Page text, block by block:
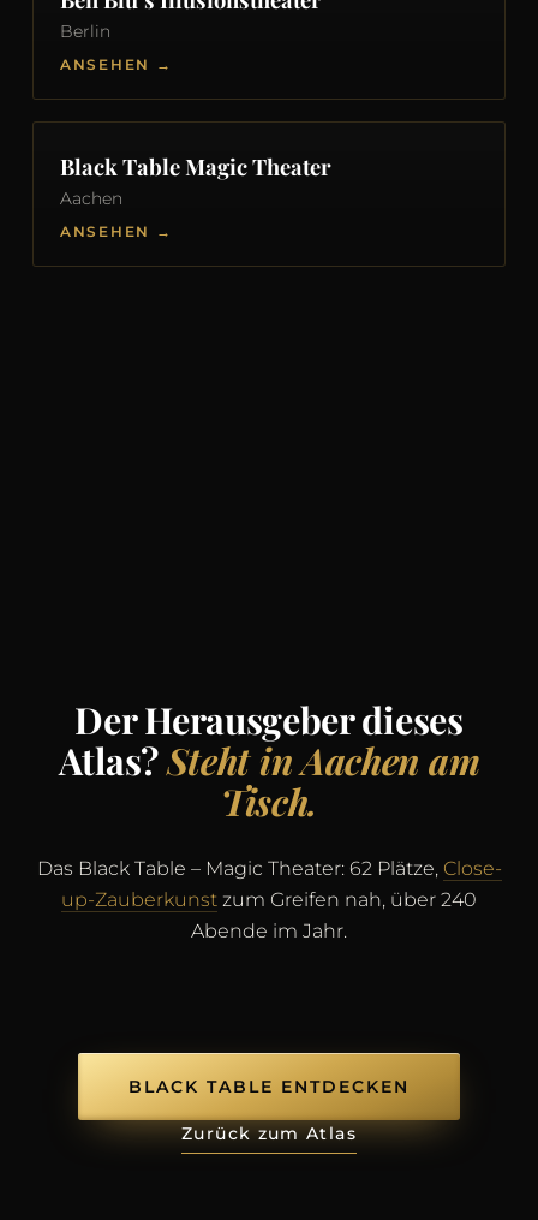
Berlin
ANSEHEN →
Black Table Magic Theater
Aachen
ANSEHEN →
Der Herausgeber dieses
Atlas?Steht in Aachen am
Tisch.
Das Black Table – Magic Theater: 62 Plätze, Close-
up-Zauberkunst zum Greifen nah, über 240
Abende im Jahr.
BLACK TABLE ENTDECKEN
Zurück zum Atlas